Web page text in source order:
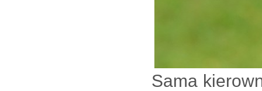
Sama